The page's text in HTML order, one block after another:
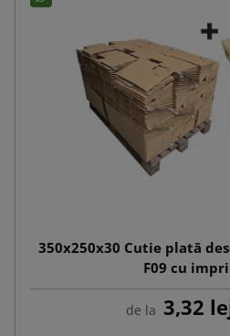
350x250x30 Cutie plată
F09 cu
de la 3,32